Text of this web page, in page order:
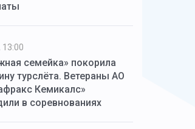
13:00
семейка» покорила
турслёта. Ветераны АО
Кемикалс»
в соревнованиях